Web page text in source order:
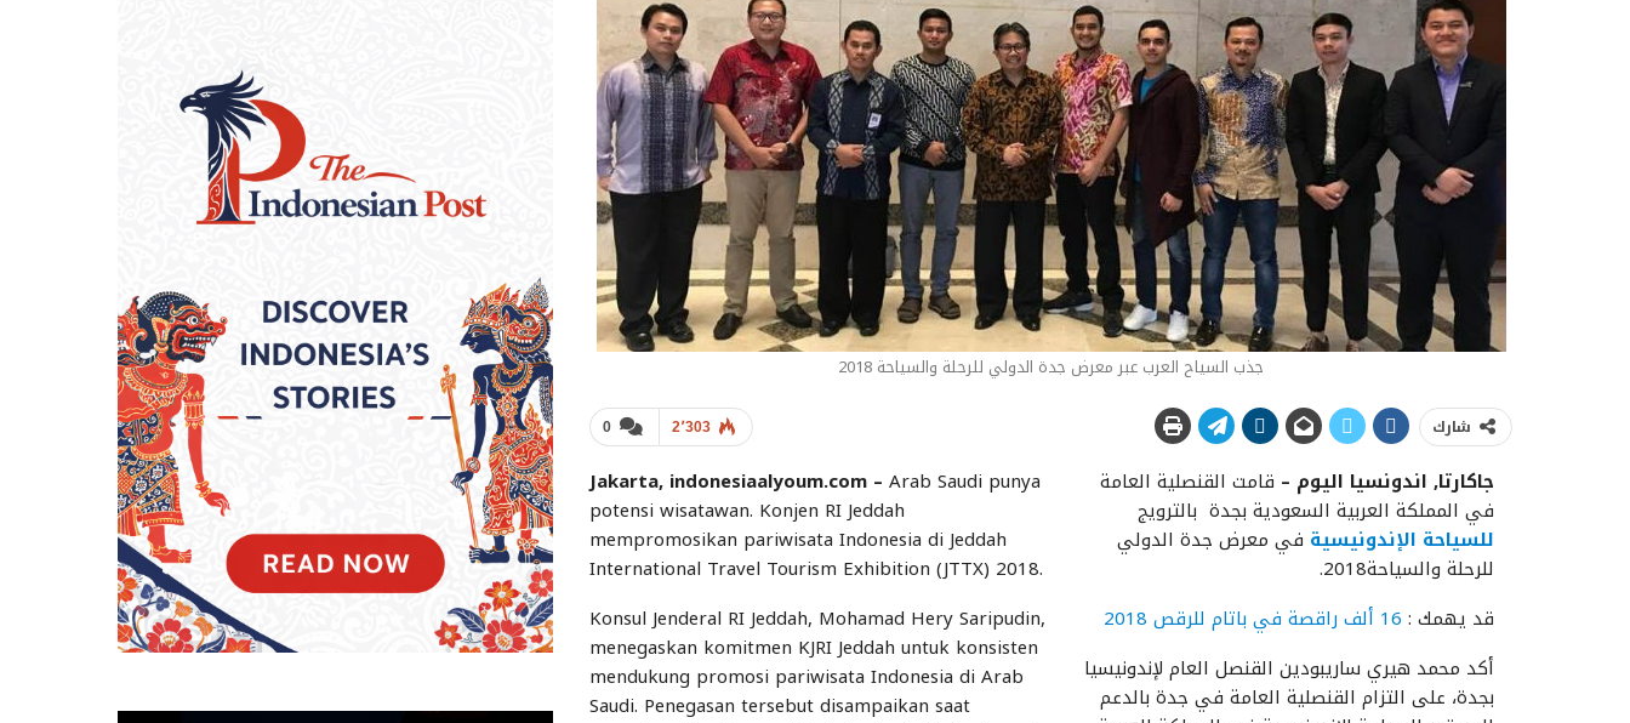
جذب السياح العرب عبر معرض جدة الدولي للرحلة والسياحة 2018
0 2٬303 شارك
جاكارتا, اندونسيا اليوم – قامت القنصلية العامة
في المملكة العربية السعودية بجدة بالترويج
للسياحة الإندونيسية في معرض جدة الدولي
للرحلة والسياحة2018.
قد يهمك : 16 ألف راقصة في باتام للرقص 2018
أكد محمد هيري ساريبودين القنصل العام لإندونيسيا
بجدة، على التزام القنصلية العامة في جدة بالدعم
Jakarta, indonesiaalyoum.com –Arab Saudi punya
potensi wisatawan. Konjen RI Jeddah
mempromosikan pariwisata Indonesia di Jeddah
International Travel Tourism Exhibition (JTTX) 2018.
Konsul Jenderal RI Jeddah, Mohamad Hery Saripudin,
menegaskan komitmen KJRI Jeddah untuk konsisten
mendukung promosi pariwisata Indonesia di Arab
Saudi. Penegasan tersebut disampaikan saat